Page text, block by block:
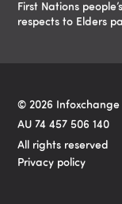
First Nations
respects to Elders
© 2026 Infoxchange
AU 74 457 506 140
All rights reserved
Privacy policy